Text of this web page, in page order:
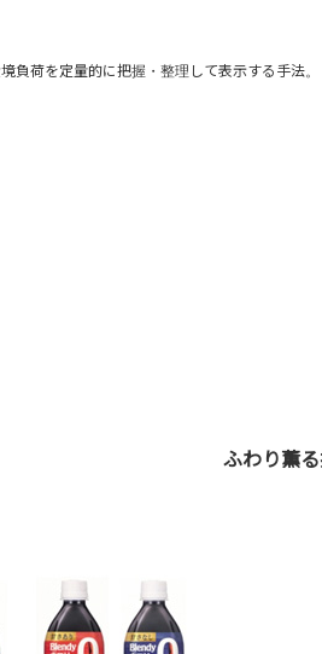
荷を定量的に把握・整理して表示する手法。
ふわり薫